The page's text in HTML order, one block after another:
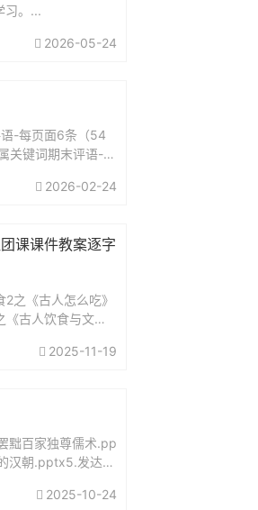
习。...
2026-05-24
-每页面6条（54
关键词期末评语-男
2026-02-24
课课件教案逐字
之《古人怎么吃》
古人饮食与文化
2025-11-19
黜百家独尊儒术.pp
汉朝.pptx5.发达的
2025-10-24